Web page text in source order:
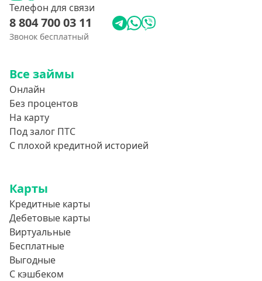
Телефон для связи
8 804 700 03 11
Звонок бесплатный
Все займы
Онлайн
Без процентов
На карту
Под залог ПТС
С плохой кредитной историей
Карты
Кредитные карты
Дебетовые карты
Виртуальные
Бесплатные
Выгодные
С кэшбеком